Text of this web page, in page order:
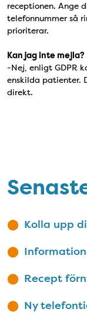
receptionen. Ange
telefonnummer så
prioriterar.
Kan jag inte mejla?
-Nej, enligt GDPR
enskilda patienter.
direkt.
Kolla upp
Recept
Ny